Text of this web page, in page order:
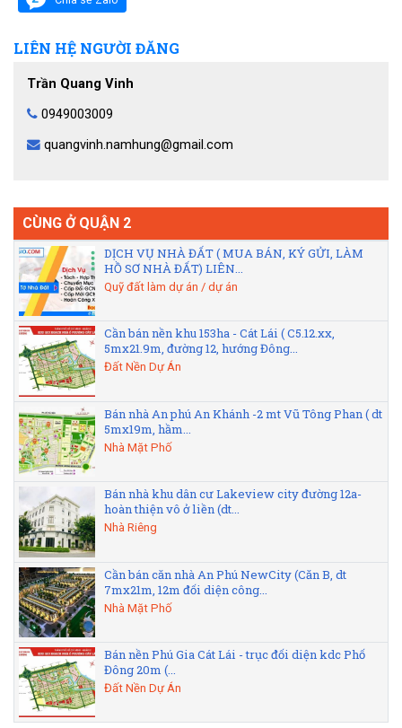
LIÊN HỆ NGƯỜI ĐĂNG
Trần Quang Vinh
0949003009
quangvinh.namhung@gmail.com
CÙNG Ở QUẬN 2
DỊCH VỤ NHÀ ĐẤT ( MUA BÁN, KÝ GỬI, LÀM
HỒ SƠ NHÀ ĐẤT) LIÊN...
Quỹ đất làm dự án / dự án
Cần bán nền khu 153ha - Cát Lái ( C5.12.xx,
5mx21.9m, đường 12, hướng Đông...
Đất Nền Dự Án
Bán nhà An phú An Khánh -2 mt Vũ Tông Phan ( dt
5mx19m, hầm...
Nhà Mặt Phố
Bán nhà khu dân cư Lakeview city đường 12a-
hoàn thiện vô ở liền (dt...
Nhà Riêng
Cần bán căn nhà An Phú NewCity (Căn B, dt
7mx21m, 12m đối diện công...
Nhà Mặt Phố
Bán nền Phú Gia Cát Lái - trục đối diện kdc Phố
Đông 20m (...
Đất Nền Dự Án